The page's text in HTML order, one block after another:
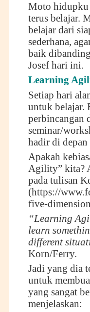
Moto hidupku
terus belajar.
belajar dari
sederhana,
baik
Josef hari ini.
Learning
Setiap hari
untuk belajar.
perbincangan
seminar/
hadir di
Apakah
Agility” kita?
pada tulisan
(https://
five-
“Learning
learn
different
Korn/Ferry.
Jadi yang dia
untuk
yang sangat
menjelaskan: